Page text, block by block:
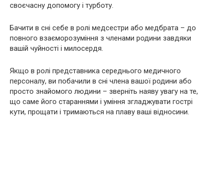
своєчасну допомогу і турботу.
Бачити в сні себе в ролі медсестри або медбрата – до
повного взаєморозуміння з членами родини завдяки
вашій чуйності і милосердя.
Якщо в ролі представника середнього медичного
персоналу, ви побачили в сні члена вашої родини або
просто знайомого людини – зверніть наяву увагу на те,
що саме його стараннями і уміння згладжувати гострі
кути, прощати і тримаються на плаву ваші відносини.